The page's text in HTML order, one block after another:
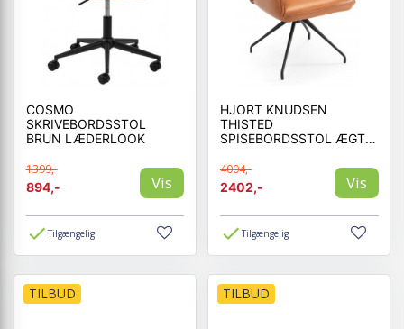
COSMO
SKRIVEBORDSSTOL
BRUN LÆDERLOOK
1399,-
894,-
Vis
Tilgængelig
HJORT KNUDSEN
THISTED
SPISEBORDSSTOL ÆGTE
4004,-
2402,-
Vis
Tilgængelig
TILBUD TILBUD